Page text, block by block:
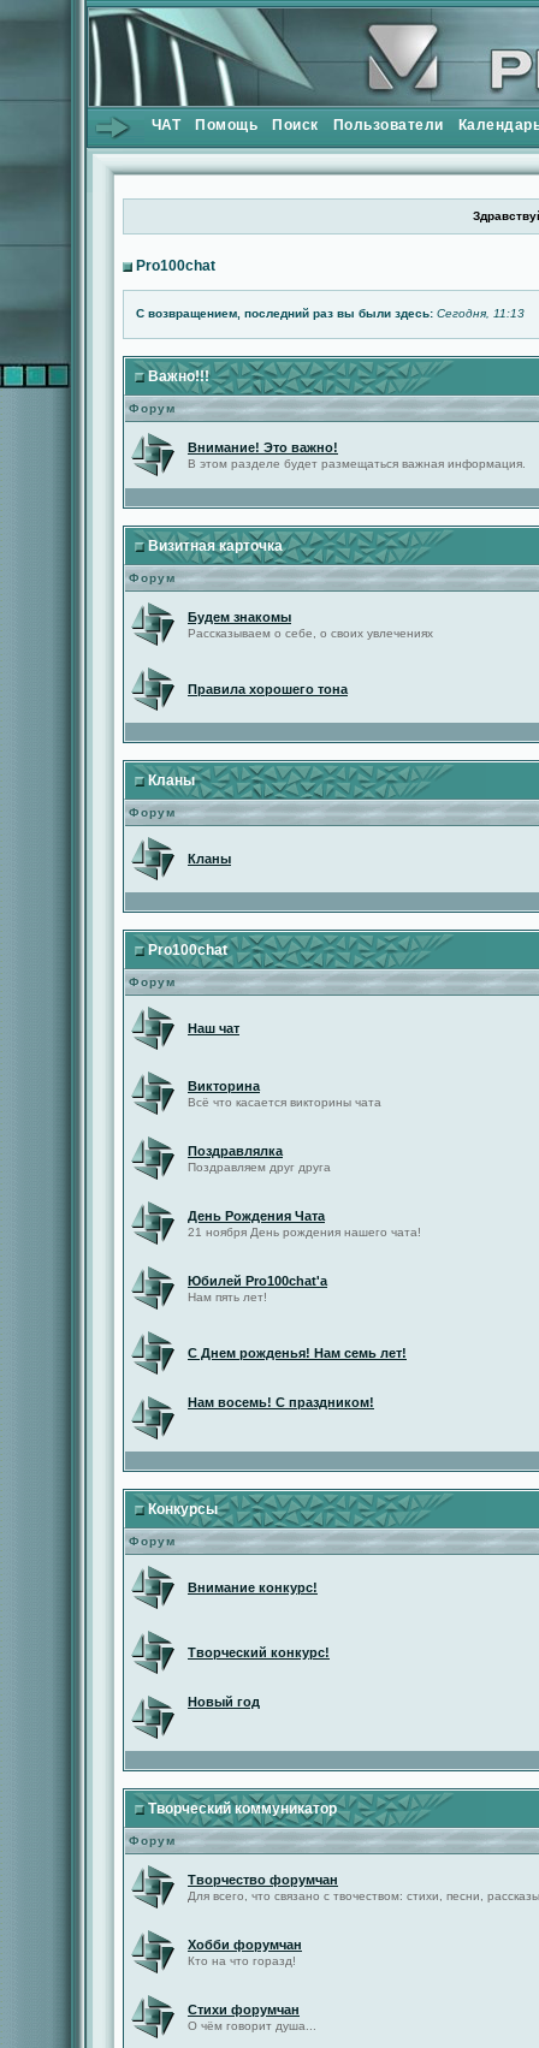
ЧАТ Помощь Поиск Пользователи
Pro100chat
С возвращением, последний раз вы были здесь: Сегодня, 11:13
Важно!!!
Форум
Внимание! Это важно!
В этом разделе будет размещаться важная информация.
Визитная карточка
Форум
Будем знакомы
Рассказываем о себе, о своих увлечениях
Правила хорошего тона
Кланы
Форум
Кланы
Pro100chat
Форум
Наш чат
Викторина
Всё что касается викторины чата
Поздравлялка
Поздравляем друг друга
День Рождения Чата
21 ноября День рождения нашего чата!
Юбилей Pro100chat'а
Нам пять лет!
С Днем рожденья! Нам семь лет!
Нам восемь! С праздником!
Конкурсы
Форум
Внимание конкурс!
Творческий конкурс!
Новый год
Творческий коммуникатор
Форум
Творчество форумчан
Для всего, что связано с твочеством: стихи, песни,
Хобби форумчан
Кто на что горазд!
Стихи форумчан
О чём говорит душа...